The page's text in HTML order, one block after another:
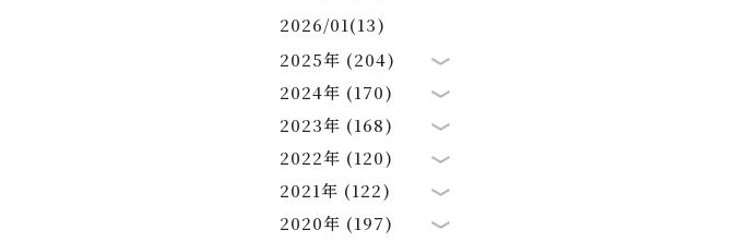
2026/01(13)
2025年 (204)
2024年 (170)
2023年 (168)
2022年 (120)
2021年 (122)
2020年 (197)